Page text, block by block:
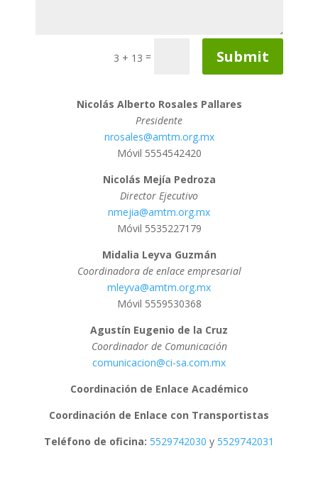
3 + 13 = Submit
Nicolás Alberto Rosales Pallares
Presidente
nrosales@amtm.org.mx
Móvil 5554542420
Nicolás Mejía Pedroza
Director Ejecutivo
nmejia@amtm.org.mx
Móvil 5535227179
Midalia Leyva Guzmán
Coordinadora de enlace empresarial
mleyva@amtm.org.mx
Móvil 5559530368
Agustín Eugenio de la Cruz
Coordinador de Comunicación
comunicacion@ci-sa.com.mx
Coordinación de Enlace Académico
Coordinación de Enlace con Transportistas
Teléfono de oficina: 5529742030 y 5529742031